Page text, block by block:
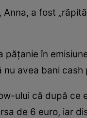
a fost
în
avea bani
ului că după ce
de 6 euro, iar